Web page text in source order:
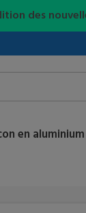
des
en aluminium